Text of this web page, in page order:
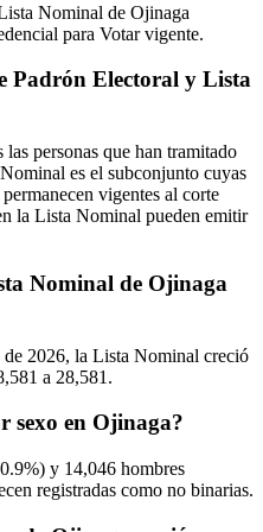
Nominal de Ojinaga
para Votar vigente.
Padrón Electoral y Lista
personas que han tramitado
es el subconjunto cuyas
vigentes al corte
la Lista Nominal pueden emitir
Nominal de Ojinaga
de 2026, la Lista Nominal creció
a 28,581.
sexo en Ojinaga?
) y 14,046 hombres
registradas como no binarias.